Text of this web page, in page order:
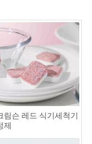
택을 위한 전문가 가이드
고품질 세탁 캡슐을 식별하기 위한 궁극적인 가이드: 업계 전문가의 관점
지속 가능한 청소의 미래: 리필 상점이 대량 포장되지 않은 세탁 세제 시트를 수용하는 이유
세계 상위 6대 상업용 식기세척기 세제 공급업체(2026년 OEM 및 구매자 가이드)
하기
림슨 레드 식기세척기
제